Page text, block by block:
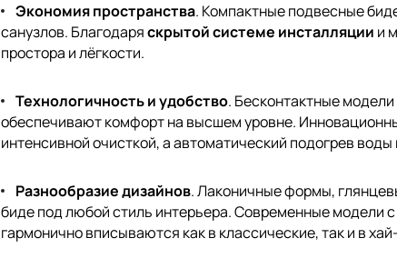
Экономия пространства. Компактные подвесные
санузлов. Благодаряскрытой системе инсталляции и
простора и лёгкости.
Технологичность и удобство. Бесконтактные
обеспечивают комфорт на высшем уровне.
интенсивной очисткой, а автоматический подогрев
Разнообразие дизайнов. Лаконичные формы,
биде под любой стиль интерьера. Современные модели
гармонично вписываются как в классические, так и в